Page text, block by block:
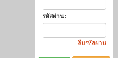
รหัสผ่าน :
ลืมรหัสผ่าน